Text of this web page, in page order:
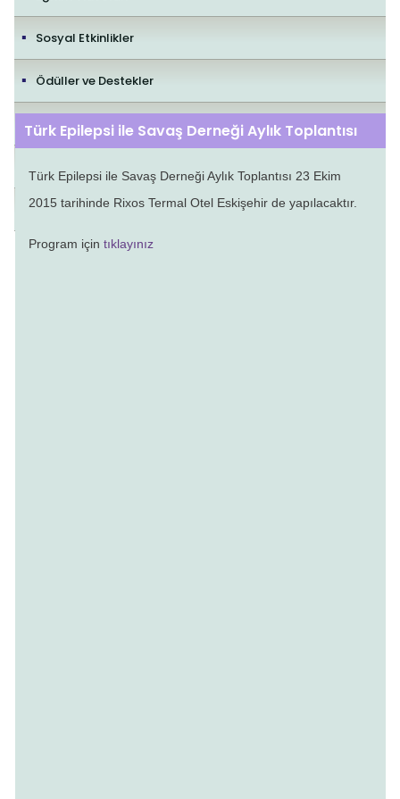
Sosyal Etkinlikler
Ödüller ve Destekler
İletişim
Editorial Policies
Türk Epilepsi ile Savaş Derneği Aylık Toplantısı
Türk Epilepsi ile Savaş Derneği Aylık Toplantısı 23 Ekim
2015 tarihinde Rixos Termal Otel Eskişehir de yapılacaktır.
Program için tıklayınız